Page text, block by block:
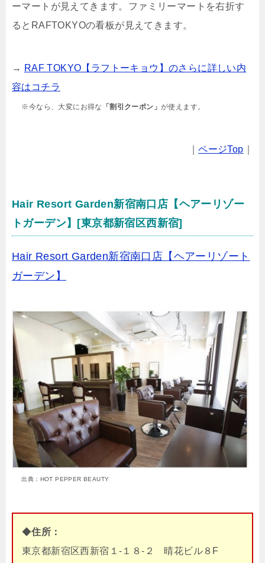
ーマートが見えてきます。ファミリーマートを右折す
るとRAFTOKYOの看板が見えてきます。
→ RAF TOKYO【ラフトーキョウ】のさらに詳しい内
容はコチラ
※今なら、大変にお得な 「割引クーポン」が使えます。
｜ページTop
Hair Resort Garden新宿南口店【ヘアーリゾー
トガーデン】[東京都新宿区西新宿]
Hair Resort Garden新宿南口店【ヘアーリゾート
ガーデン】
出典：HOT PEPPER BEAUTY
◆住所：
東京都新宿区西新宿１-１８-２ 晴花ビル８F